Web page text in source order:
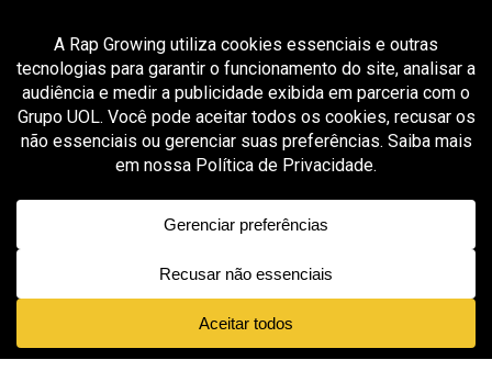
All posts tagged "Duds MDB"
MÚSICA 1 mês ago
Duds MDB leva sua experiência de mais de 2 mil
produções para uma nova fase no Porto
NOVIDADES EM ALTA VÍDEOS